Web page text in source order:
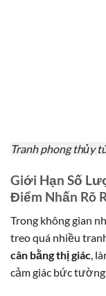
Tranh phong thủy
Giới Hạn Số
Điểm Nhấn Rõ
Trong không gian
treo quá nhiều
cân bằng thị giác,
cảm giác bức